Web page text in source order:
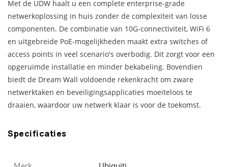
Met de UDW haalt u een complete enterprise-grade
netwerkoplossing in huis zonder de complexiteit van losse
componenten. De combinatie van 10G-connectiviteit, WiFi 6
en uitgebreide PoE-mogelijkheden maakt extra switches of
access points in veel scenario's overbodig. Dit zorgt voor een
opgeruimde installatie en minder bekabeling. Bovendien
biedt de Dream Wall voldoende rekenkracht om zware
netwerktaken en beveiligingsapplicaties moeiteloos te
draaien, waardoor uw netwerk klaar is voor de toekomst.
Specificaties